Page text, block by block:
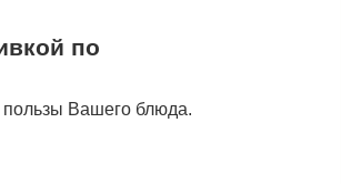
по
пользы Вашего блюда.